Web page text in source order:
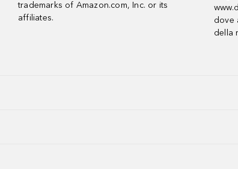
trademarks of Amazon.com, Inc. or its
affiliates.
dove
della